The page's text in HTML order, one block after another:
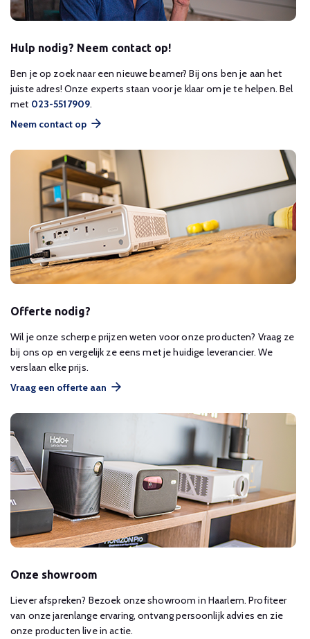
Hulp nodig? Neem contact op!
Ben je op zoek naar een nieuwe beamer? Bij ons ben je aan het
juiste adres! Onze experts staan voor je klaar om je te helpen. Bel
met 023-5517909.
Neem contact op
Offerte nodig?
Wil je onze scherpe prijzen weten voor onze producten? Vraag ze
bij ons op en vergelijk ze eens met je huidige leverancier. We
verslaan elke prijs.
Vraag een offerte aan
Onze showroom
Liever afspreken? Bezoek onze showroom in Haarlem. Profiteer
van onze jarenlange ervaring, ontvang persoonlijk advies en zie
onze producten live in actie.